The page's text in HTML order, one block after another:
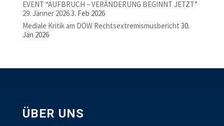
EVENT “AUFBRUCH – VERÄNDERUNG BEGINNT JETZT”
29. Jänner 20263. Feb 2026
Mediale Kritik am DÖW Rechtsextremismusbericht 30.
Jän 2026
ÜBER UNS